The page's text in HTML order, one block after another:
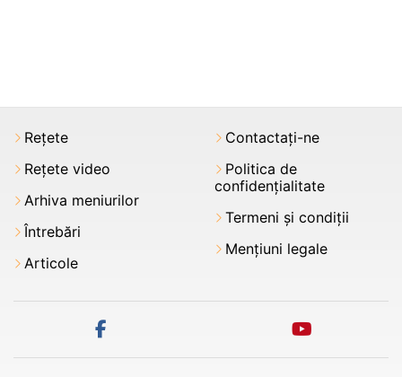
Rețete
Rețete video
Arhiva meniurilor
Întrebări
Articole
Contactați-ne
Politica de
confidențialitate
Termeni şi condiții
Mențiuni legale
facebook youtube